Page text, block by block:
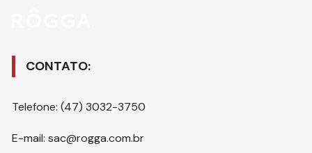
CONTATO:
Telefone: (47) 3032-3750
E-mail: sac@rogga.com.br